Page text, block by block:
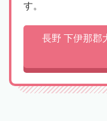
す。
長野 下伊那郡